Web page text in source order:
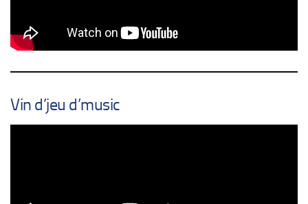
Vin d’jeu d’music